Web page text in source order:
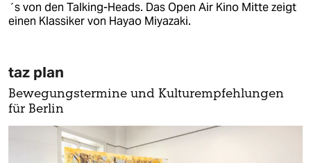
´s von den Talking-Heads. Das Open Air Kino Mitte zeigt
einen Klassiker von Hayao Miyazaki.
taz plan
Bewegungstermine und Kulturempfehlungen
für Berlin